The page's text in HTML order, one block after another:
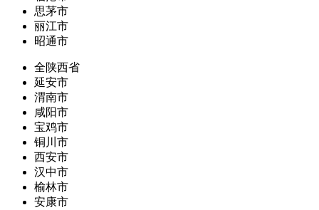
思茅市
丽江市
昭通市
全陕西省
延安市
渭南市
咸阳市
宝鸡市
铜川市
西安市
汉中市
榆林市
安康市